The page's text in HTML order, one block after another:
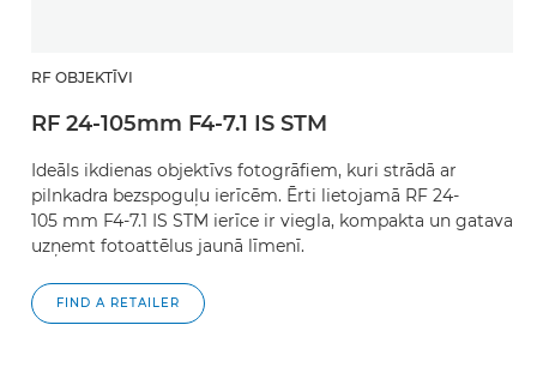
RF OBJEKTĪVI
RF 24-105mm F4-7.1 IS STM
Ideāls ikdienas objektīvs fotogrāfiem, kuri strādā ar
pilnkadra bezspoguļu ierīcēm. Ērti lietojamā RF 24-
105 mm F4-7.1 IS STM ierīce ir viegla, kompakta un gatava
uzņemt fotoattēlus jaunā līmenī.
FIND A RETAILER